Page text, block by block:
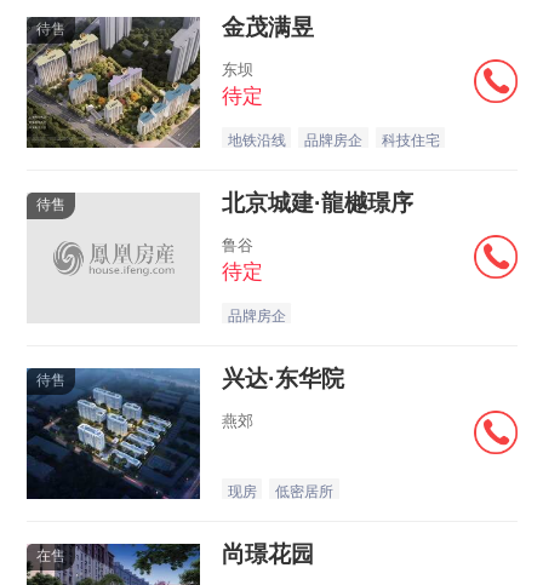
待售 金茂满昱
东坝
待定
地铁沿线 品牌房企 科技住宅
待售 北京城建·龍樾璟序
鲁谷
待定
品牌房企
待售 兴达·东华院
燕郊
现房 低密居所
在售 尚璟花园